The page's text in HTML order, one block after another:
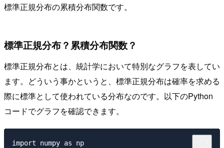
標準正規分布の累積分布関数です。
標準正規分布？累積分布関数？
標準正規分布とは、統計学において特別なグラフを表してい
ます。どういう事かというと、標準正規分布は確率を求める
際に標準として使われている分布なのです。以下のPython
コードでグラフを確認できます。
import numpy as np